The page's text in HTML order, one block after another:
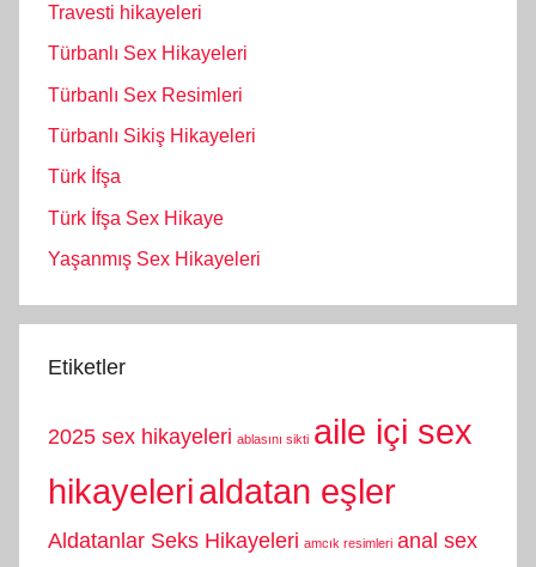
Travesti hikayeleri
Türbanlı Sex Hikayeleri
Türbanlı Sex Resimleri
Türbanlı Sikiş Hikayeleri
Türk İfşa
Türk İfşa Sex Hikaye
Yaşanmış Sex Hikayeleri
Etiketler
2025 sex hikayeleri ablasını sikti aile içi sex
hikayelerialdatan eşler
Aldatanlar Seks Hikayeleri amcık resimleri anal sex